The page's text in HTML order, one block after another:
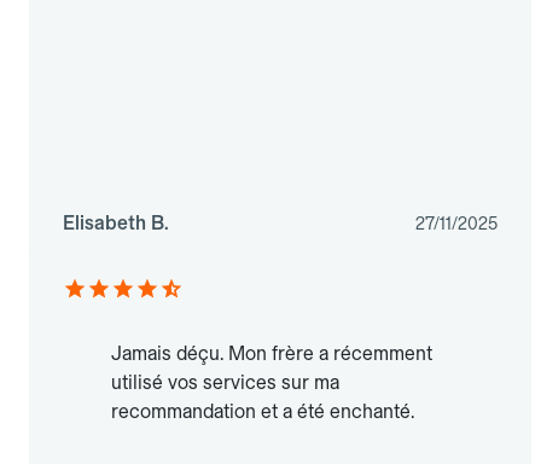
Elisabeth B. 27/11/2025
Jamais déçu. Mon frère a récemment
utilisé vos services sur ma
recommandation et a été enchanté.